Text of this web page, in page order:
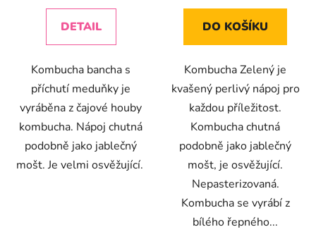
DETAIL
Kombucha bancha s
příchutí meduňky je
vyráběna z čajové houby
kombucha. Nápoj chutná
podobně jako jablečný
mošt. Je velmi osvěžující.
z
DO KOŠÍKU
Kombucha Zelený je
kvašený perlivý nápoj pro
každou příležitost.
Kombucha chutná
podobně jako jablečný
mošt, je osvěžující.
Nepasterizovaná.
Kombucha se vyrábí z
bílého řepného...